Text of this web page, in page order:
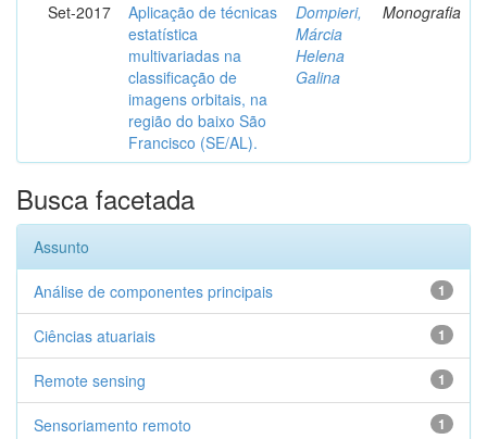
Set-2017
Aplicação de técnicas
estatística
multivariadas na
classificação de
imagens orbitais, na
região do baixo São
Francisco (SE/AL).
Dompieri,
Márcia
Helena
Galina
Monografia
Busca facetada
Assunto
1
Análise de componentes principais
1
Ciências atuariais
1
Remote sensing
1
Sensoriamento remoto